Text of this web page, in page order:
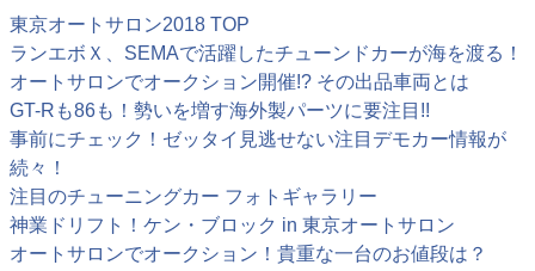
東京オートサロン2018 TOP
ランエボＸ、SEMAで活躍したチューンドカーが海を渡る！
オートサロンでオークション開催!? その出品車両とは
GT-Rも86も！勢いを増す海外製パーツに要注目!!
事前にチェック！ゼッタイ見逃せない注目デモカー情報が
続々！
注目のチューニングカー フォトギャラリー
神業ドリフト！ケン・ブロック in 東京オートサロン
オートサロンでオークション！貴重な一台のお値段は？